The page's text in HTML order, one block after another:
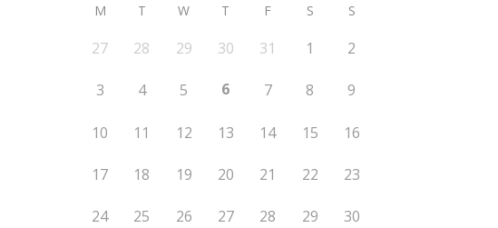
M T W T F S S
27 28 29 30 31 1 2
3 4 5 6 7 8 9
10 11 12 13 14 15 16
17 18 19 20 21 22 23
24 25 26 27 28 29 30